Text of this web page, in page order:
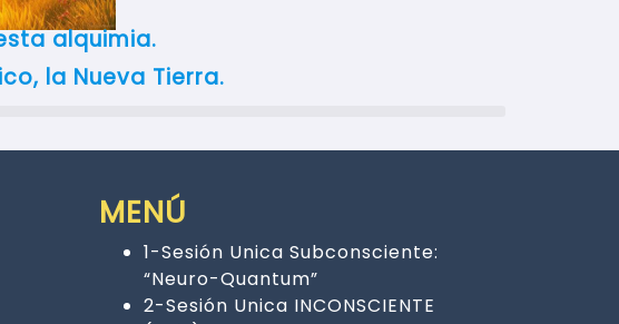
alquimia.
la Nueva Tierra.
MENÚ
1-Sesión Unica Subconsciente:
“Neuro-Quantum”
2-Sesión Unica INCONSCIENTE